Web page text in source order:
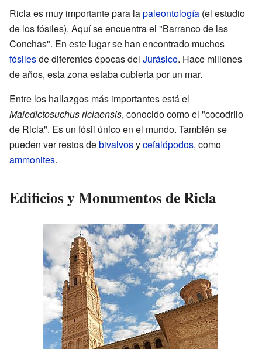
Ricla es muy importante para lapaleontología (el estudio
de los fósiles). Aquí se encuentra el "Barranco de las
Conchas". En este lugar se han encontrado muchos
fósilesde diferentes épocas del Jurásico. Hace millones
de años, esta zona estaba cubierta por un mar.
Entre los hallazgos más importantes está el
Maledictosuchus riclaensis, conocido como el "cocodrilo
de Ricla". Es un fósil único en el mundo. También se
pueden ver restos debivalvosycefalópodos, como
ammonites.
Edificios y Monumentos de Ricla